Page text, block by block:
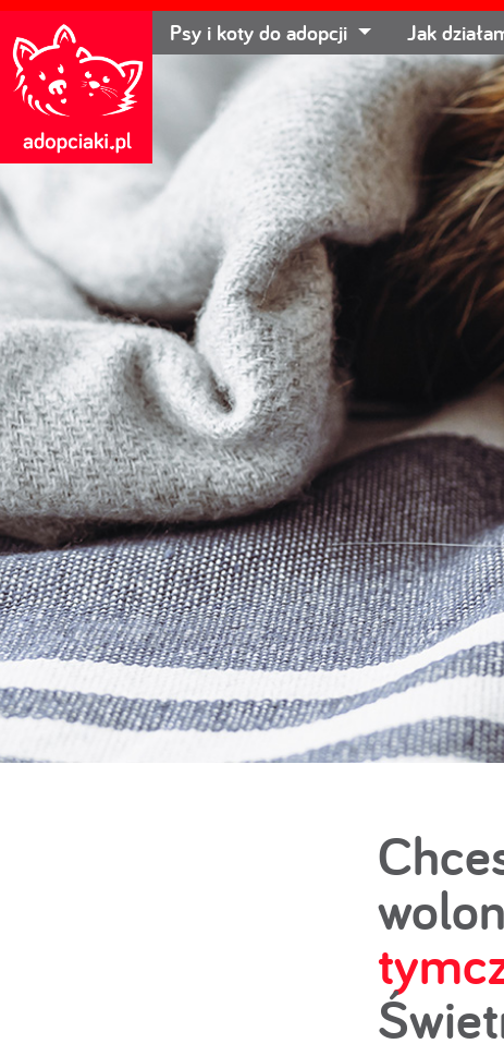
Psy i koty do adopcji Jak